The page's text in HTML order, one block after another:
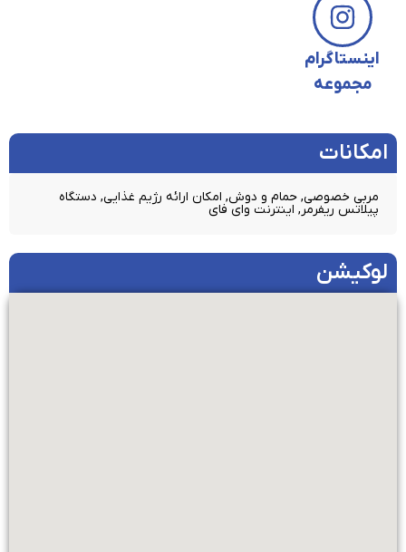
اینستاگرام
مجموعه
امکانات​
مربی خصوصی, حمام و دوش, امکان ارائه رژیم غذایی, دستگاه
پیلاتس ریفرمر, اینترنت وای فای
لوکیشن